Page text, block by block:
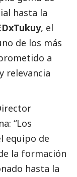
hasta la
, el
de los más
a
relevancia
“Los
equipo de
la formación
hasta la